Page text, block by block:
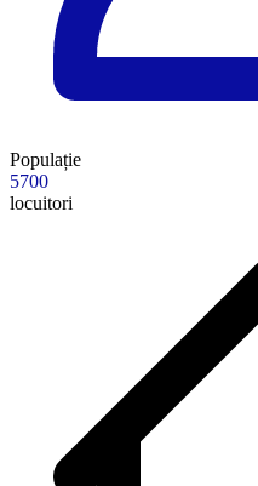
Populație
5700
locuitori